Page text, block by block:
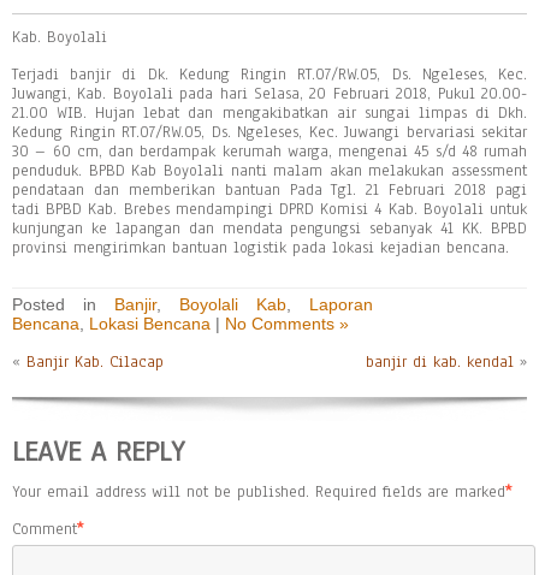
Kab. Boyolali
Terjadi banjir di Dk. Kedung Ringin RT.07/RW.05, Ds. Ngeleses, Kec.
Juwangi, Kab. Boyolali pada hari Selasa, 20 Februari 2018, Pukul 20.00-
21.00 WIB. Hujan lebat dan mengakibatkan air sungai limpas di Dkh.
Kedung Ringin RT.07/RW.05, Ds. Ngeleses, Kec. Juwangi bervariasi sekitar
30 – 60 cm, dan berdampak kerumah warga, mengenai 45 s/d 48 rumah
penduduk. BPBD Kab Boyolali nanti malam akan melakukan assessment
pendataan dan memberikan bantuan Pada Tgl. 21 Februari 2018 pagi
tadi BPBD Kab. Brebes mendampingi DPRD Komisi 4 Kab. Boyolali untuk
kunjungan ke lapangan dan mendata pengungsi sebanyak 41 KK. BPBD
provinsi mengirimkan bantuan logistik pada lokasi kejadian bencana.
Posted in Banjir, Boyolali Kab, Laporan
Bencana
Lokasi Bencana | No Comments »
« Banjir Kab. Cilacap banjir di kab. kendal »
LEAVE A REPLY
Your email address will not be published. Required fields are marked*
Comment*